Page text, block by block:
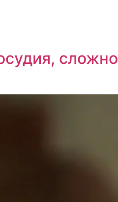
сложно